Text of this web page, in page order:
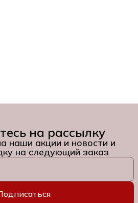
на рассылку
наши акции и новости и
на следующий заказ